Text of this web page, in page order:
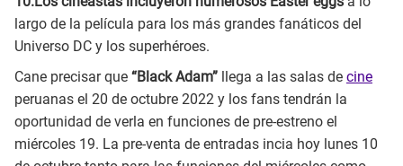
largo de la película para los más grandes fanáticos del
Universo DC y los superhéroes.
Cane precisar que “Black Adam” llega a las salas de cine
peruanas el 20 de octubre 2022 y los fans tendrán la
oportunidad de verla en funciones de pre-estreno el
miércoles 19. La pre-venta de entradas incia hoy lunes 10